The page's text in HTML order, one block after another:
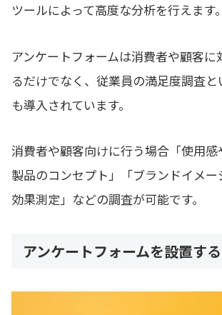
ツールによって高度な分析を行えます。
アンケートフォームは消費者や顧客に
るだけでなく、従業員の満足度調査
も導入されています。
消費者や顧客向けに行う場合「使用
製品のコンセプト」「ブランドイメ
効果測定」などの調査が可能です。
アンケートフォームを設置す